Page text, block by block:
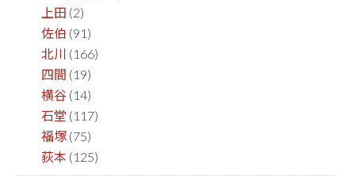
上田 (2)
佐伯 (91)
北川 (166)
四間 (19)
横谷 (14)
石堂 (117)
福塚 (75)
荻本 (125)